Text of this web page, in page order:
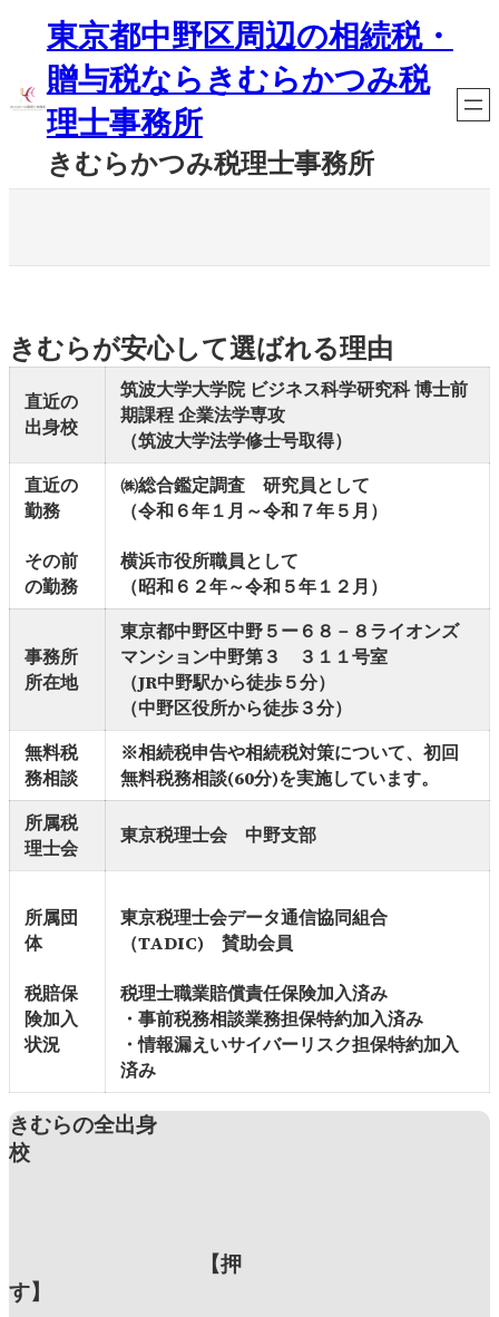
キ
東京都中野区周辺の相続税・
贈与税ならきむらかつみ税
理士事務所
きむらかつみ税理士事務所
きむらが安心して選ばれる理由
直近の
出身校
筑波大学大学院 ビジネス科学研究科 博士前
期課程 企業法学専攻
（筑波大学法学修士号取得）
直近の
勤務
その前
の勤務
㈱総合鑑定調査 研究員として
（令和６年１月～令和７年５月）
横浜市役所職員として
（昭和６２年～令和５年１２月）
事務所
所在地
東京都中野区中野５ー６８－８ライオンズ
マンション中野第３ ３１１号室
（JR中野駅から徒歩５分）
（中野区役所から徒歩３分）
無料税
務相談
※相続税申告や相続税対策について、初回
無料税務相談(60分)を実施しています。
所属税
理士会
東京税理士会 中野支部
所属団
体
税賠保
険加入
状況
東京税理士会データ通信協同組合
（TADIC) 賛助会員
税理士職業賠償責任保険加入済み
・事前税務相談業務担保特約加入済み
・情報漏えいサイバーリスク担保特約加入
済み
きむらの全出身
校
【押
す】